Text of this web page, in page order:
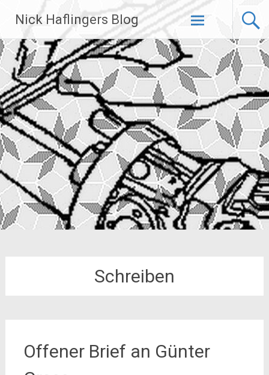
Inhalt
springen
Nick Haflingers Blog
Schreiben
Offener Brief an Günter